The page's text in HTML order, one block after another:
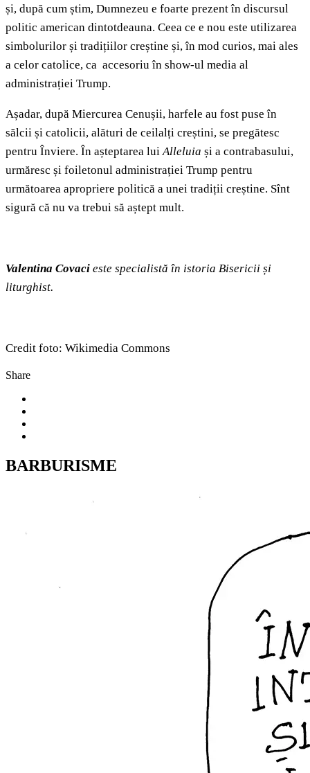
și, după cum știm, Dumnezeu e foarte prezent în discursul
politic american dintotdeauna. Ceea ce e nou este utilizarea
simbolurilor și tradițiilor creștine și, în mod curios, mai ales
a celor catolice, ca accesoriu în show-ul media al
administrației Trump.
Așadar, după Miercurea Cenușii, harfele au fost puse în
sălcii și catolicii, alături de ceilalți creștini, se pregătesc
pentru Înviere. În așteptarea luiAlleluia și a contrabasului,
urmăresc și foiletonul administrației Trump pentru
următoarea apropriere politică a unei tradiții creștine. Sînt
sigură că nu va trebui să aștept mult.
Valentina Covaci este specialistă în istoria Bisericii și
liturghist.
Credit foto: Wikimedia Commons
Share
BARBURISME